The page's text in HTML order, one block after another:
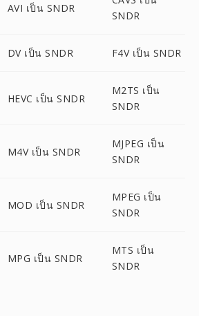
AVI เป็น SNDR
SNDR
DV เป็น SNDR F4V เป็น SNDR
HEVC เป็น SNDR
M2TS เป็น
SNDR
M4V เป็น SNDR
MJPEG เป็น
SNDR
MOD เป็น SNDR
MPEG เป็น
SNDR
MPG เป็น SNDR
MTS เป็น
SNDR